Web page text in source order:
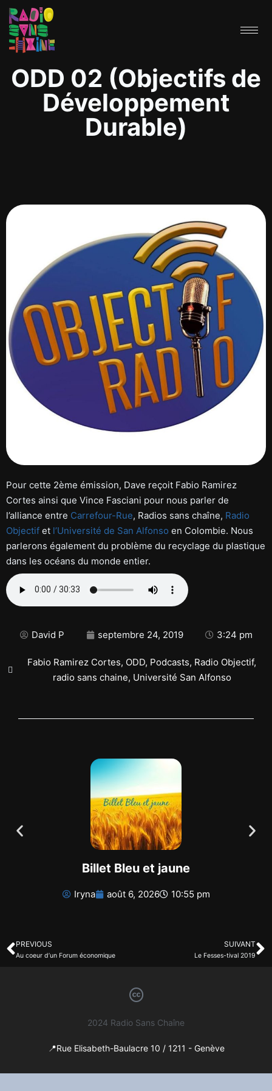
ODD 02 (Objectifs de
Développement
Durable)
Pour cette 2ème émission, Dave reçoit Fabio Ramirez
Cortes ainsi que Vince Fasciani pour nous parler de
l’alliance entre Carrefour-Rue, Radios sans chaîne, Radio
Objectif et l’Université de San Alfonso en Colombie. Nous
parlerons également du problème du recyclage du plastique
dans les océans du monde entier.
David P septembre 24, 2019 3:24 pm
Fabio Ramirez Cortes, ODD, Podcasts, Radio Objectif,
radio sans chaine, Université San Alfonso
Billet Bleu et jaune
Iryna août 6, 2026 10:55 pm
PREVIOUS
Au coeur d’un Forum économique
SUIVANT
Le Fesses-tival 2019
2024 Radio Sans Chaîne
📍Rue Elisabeth-Baulacre 10 / 1211 - Genève